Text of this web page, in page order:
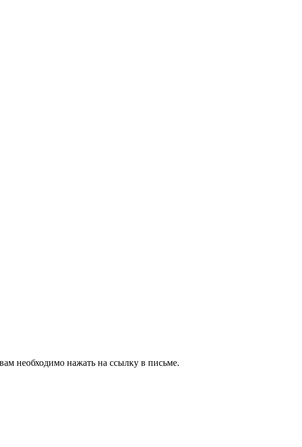
необходимо нажать на ссылку в письме.